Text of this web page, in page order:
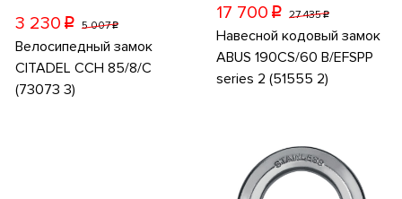
3 230 p 5 007p
Велосипедный замок
CITADEL CCH 85/8/C
(73073 3)
17 700 p 27 435p
Навесной кодовый замок
ABUS 190CS/60 B/EFSPP
series 2 (51555 2)